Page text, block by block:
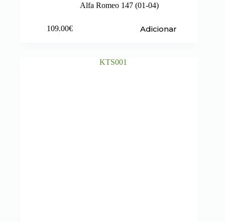
Alfa Romeo 147 (01-04)
109.00€ Adicionar